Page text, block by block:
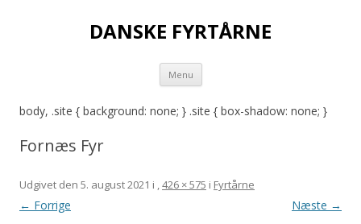
DANSKE FYRTÅRNE
Menu Hop
indhold
body, .site { background: none; } .site { box-shadow: none; }
Fornæs Fyr
Udgivet den 5. august 2021 i ,426 × 575 i Fyrtårne
← Forrige Næste →